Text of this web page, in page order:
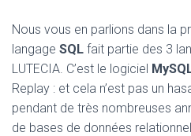
Nous vous en parlions dans la
langage SQL fait partie des 3
LUTECIA. C’est le logiciel
Replay : et cela n’est pas un
pendant de très nombreuses
de bases de données